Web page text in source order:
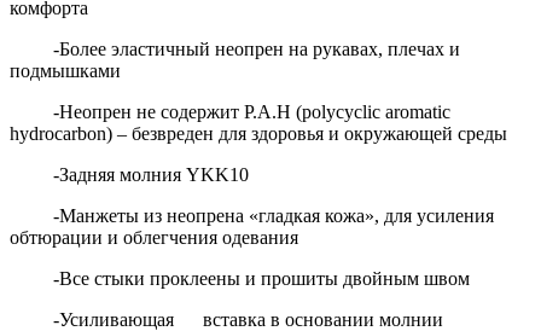
комфорта
-Более эластичный неопрен на рукавах, плечах и
подмышками
-Неопрен не содержит P.A.H (polycyclic aromatic
hydrocarbon) – безвреден для здоровья и окружающей среды
-Задняя молния YKK10
-Манжеты из неопрена «гладкая кожа», для усиления
обтюрации и облегчения одевания
-Все стыки проклеены и прошиты двойным швом
-Усиливающая вставка в основании молнии